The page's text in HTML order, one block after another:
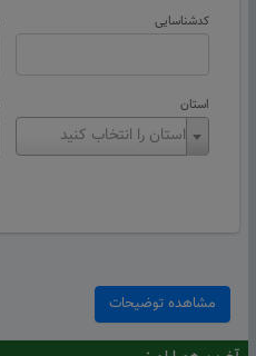
کدشناسایی
استان
استان را انتخاب کنید
مشاهده توضیحات